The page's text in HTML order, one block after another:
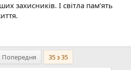
захисників. І світла памʼять
Попередня 35 з 35